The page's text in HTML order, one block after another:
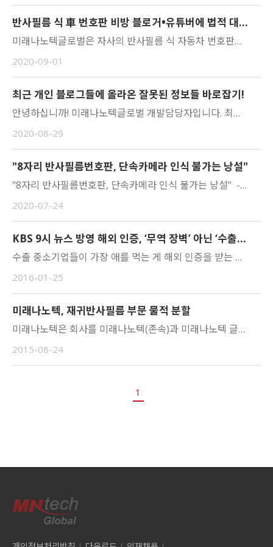
반사필름 식 車 번호판 비방 블로거•유튜버에 법적 대응
미래나노텍글로벌은 자사의 반사필름 식 자동차 번호판에 관해 거짓 정보로 비방 글을 올리는 개인 블로거 및 유튜버 그리고 이들에게 허위사실 유포를 사주한 광고대행사 등을 대상으로 법적 대응에 나서겠다고 1일 밝혔다. ☞ 뉴스 보기
최근 개인 블로그들에 올라온 잘못된 정보들 바로잡기!
안녕하십니까! 미래나노텍글로벌 개발담당자입니다. 최근 개인 블로그를 통해 반사필름식 번호판의 문제를 제기하는 글들이 포스팅되어 올라오고 있습니다. 올리신 글들은 광고대행사를 통해 업체에서 소정의 원고료를 받으시고 모든 자료를 제공 받으셨을 거라 생각됩니다. 하지만 올려주신 내용 중 왜곡된 사실이 너무 많습니다. 전문가가 아니면 잘 알 수 없는 부부인기에 잘 모르고 올리신 내용에 대하여 제품을 개발한 사람의 입장을 떠나 국민의 한 사람으로써 잘못된 정보를 그냥 내버려둘 수가 없어 안타까운 마음에 팩트 체크 글을 남겨드립니다. 첫 번째 팩트 체크� 필름식 번호판의 반사성능이 거의 낮아서 무의미하며 시인성이 나쁘다.☞ 팩트 확인 결과 : 왜곡된 사진으로 판단됨. 두 번째 팩트 체크� 페인트식 번호판과 신규 필름식 번호판의 반사성능이 유사하여 시인성의 차이가 없다.☞ 팩트 확인 결과 : 거짓1. 페인트식 번호판의 반사성능이 2 또는 3이다. ☞ 거짓2. 페인트식 번호판과 신규 필름식 일반차 번호판의 시인성 차이가 없다. ☞ 거짓 세 번째 팩트 체크� 전기차 번호판은 12cpl이고 일반차 번호판은 2~3cpl이다.☞ 일반차 번호판은 2~3은 거짓, 전기차는 3~7 수준으로 검사 받은 근거 있음. 네 번째 팩트 체크� 국내 반사성능 기준이 매우 낮다.☞ 우리나라 필름식번호판 반사기준이 유럽보다 낮은 것은 사실이지만 이는 단속카메라가 기존 페인트번호판과 필름식번호판을 동시에 인식하기 위한 최적의 반사값을 규정한 것으로 안전하지 않고 위험하다는 것은 왜곡된 거짓, ※ 유럽은 100% 반사필름식 번호판만을 사용하지만, 국내는 기존 페인트식 번호판 2,400만대(99.6%)와 반사필름식 전기차 번호판 10만대(0.4%)가 혼재되어 있어 단순 반사성능 비교는 억측. 다섯 번째 팩트 체크� 필름식 번호판이 카메라 인식이 잘 되지 않는다.☞ 올려놓은 사진의 진실여부를 판단할 자세한 근거자료는 없습니다만, 카메라 인식에 문제가 없음을 제시할 수 있는 충분한 근거가 있습니다. 그럼 잘못된 정보를 하나하나 꼼꼼히 바로 잡아 보겠습니다.
"8자리 반사필름번호판, 단속카메라 인식 불가는 낭설"
"8자리 반사필름번호판, 단속카메라 인식 불가는 낭설" -국토부, "근거 없는 소문, 문제 인식 후 자체 테스트 검증 마쳐" -7월부터 반사필름식 자동차 번호판 도입-야간 주행 시 일부 단속카메라 인식 불가 우려 제기정부가 7월1일부터 도입한 8자리 반사필름식 번호판을 두고 일부 소비자들 사이에서 문제점이 제기됐다.야간 주행 시 단속카메라에 찍히지 않는 현상이 나타난다는 것. 이에 대해 국토부는 근거 없는 낭설이라며 상황 인지 후 여러 번의 테스트를 거친 후에도 번호판은 카메라에 정확히 인식됐다고 밝혔다. ☞ 뉴스 보기
KBS 9시 뉴스 방영 해외 인증, ‘무역 장벽’ 아닌 ‘수출 기회’
수출 중소기업들이 가장 애를 먹는 게 해외 인증을 받는 것인데요.해외인증은 대표적인 비관세장벽이지만 오히려 수출기업에 기회가 될 수도 있습니다.홍찬의 기자가 취재했습니다.☞ 뉴스 보기
미래나노텍, 재귀반사필름 부문 물적 분할
미래나노텍은 회사를 미래나노텍(존속)과 미래나노텍 글로벌(신설)로 분할한다고 24일 공시했다. 사측은 "회사를 단순, 물적분할해 분할되는 회사가 영위하고 있는 사업부문 중 재귀반사필름 사업부문을 분할해 분할신설회사를 설립하며 분할되는 회사는 그 외 기존 나머지 사업부문을 영위한다"고 설명했다. 분할신설회사는 비상장법인으로 사업을 하게 된다. 분할 예정기일은 오는 10월 1일이다. http://view.asiae.co.kr/news/view.htm?idxno=2015082415455716681[아시아경제 이정민 기자]
1